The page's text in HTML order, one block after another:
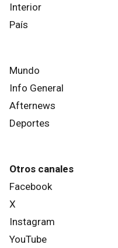
Interior
País
Mundo
Info General
Afternews
Deportes
Otros canales
Facebook
X
Instagram
YouTube